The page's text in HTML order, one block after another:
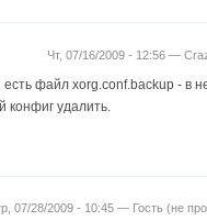
Чт, 07/16/2009 - 12:56 —
есть файл xorg.conf.backup - в
конфиг удалить.
07/28/2009 - 10:45 — Гость (не